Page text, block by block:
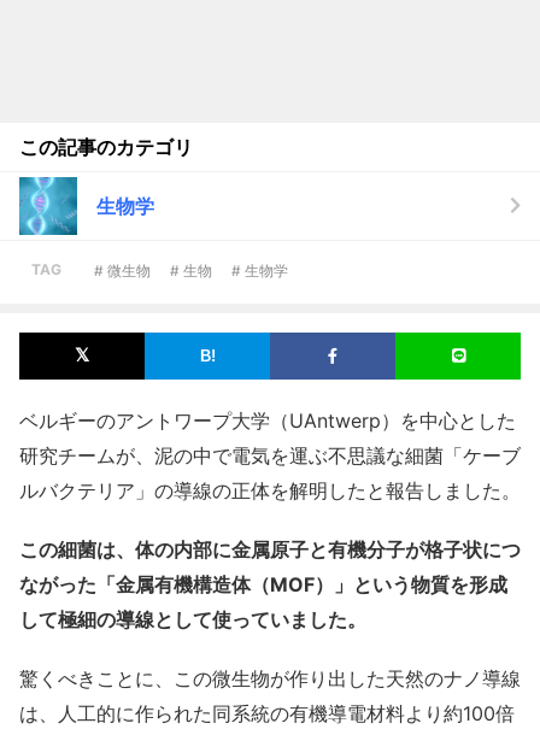
この記事のカテゴリ
生物学
TAG # 微生物 # 生物 # 生物学
ベルギーのアントワープ大学（UAntwerp）を中心とした
研究チームが、泥の中で電気を運ぶ不思議な細菌「ケーブ
ルバクテリア」の導線の正体を解明したと報告しました。
この細菌は、体の内部に金属原子と有機分子が格子状につ
ながった「金属有機構造体（MOF）」という物質を形成
して極細の導線として使っていました。
驚くべきことに、この微生物が作り出した天然のナノ導線
は、人工的に作られた同系統の有機導電材料より約100倍